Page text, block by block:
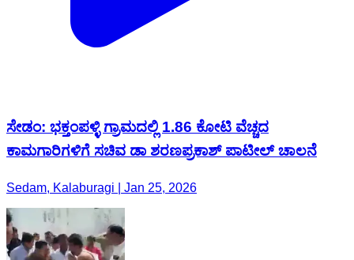
ಸೇಡಂ: ಭಕ್ತಂಪಳ್ಳಿ ಗ್ರಾಮದಲ್ಲಿ 1.86 ಕೋಟಿ ವೆಚ್ಚದ
ಕಾಮಗಾರಿಗಳಿಗೆ ಸಚಿವ ಡಾ ಶರಣಪ್ರಕಾಶ್ ಪಾಟೀಲ್ ಚಾಲನೆ
Sedam, Kalaburagi | Jan 25, 2026